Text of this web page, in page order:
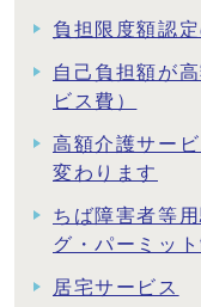
負担限度額認
自己負担額が
ビス費）
高額介護サー
変わります
ちば障害者等
グ・パーミッ
居宅サービス